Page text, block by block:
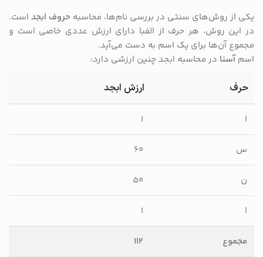
یکی از روش‌های سنتی در بررسی نام‌ها، محاسبه حروف ابجد است.
در این روش، هر حرف از الفبا دارای ارزش عددی خاصی است و
مجموع آن‌ها برای یک اسم به دست می‌آید.
اسمآسنا در محاسبه ابجد چنین ارزشی دارد:
حرف ارزش ابجد
ا ۱
س ۶۰
ن ۵۰
ا ۱
مجموع ۱۱۲